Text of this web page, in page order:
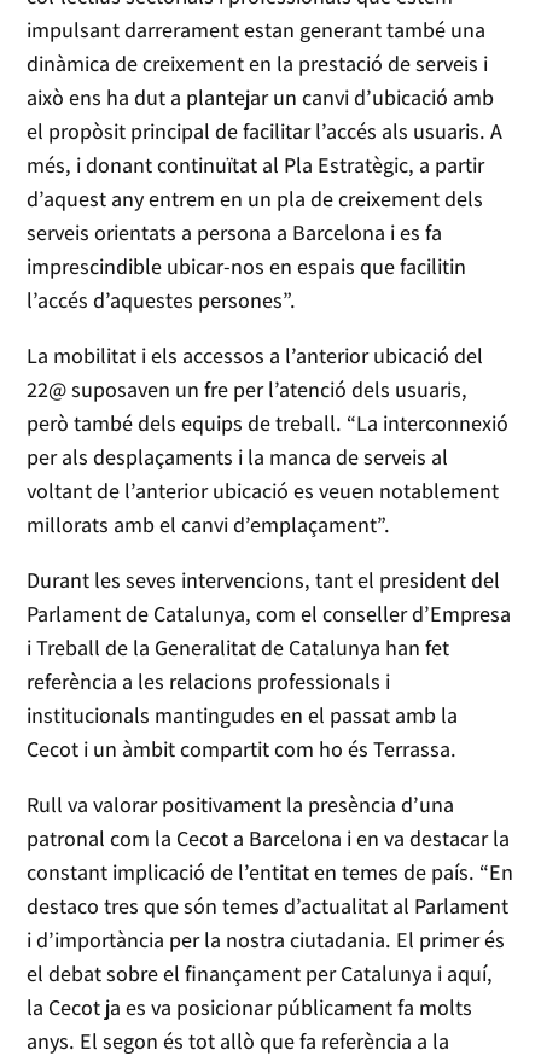
impulsant darrerament estan generant també una
dinàmica de creixement en la prestació de serveis i
això ens ha dut a plantejar un canvi d’ubicació amb
el propòsit principal de facilitar l’accés als usuaris. A
més, i donant continuïtat al Pla Estratègic, a partir
d’aquest any entrem en un pla de creixement dels
serveis orientats a persona a Barcelona i es fa
imprescindible ubicar-nos en espais que facilitin
l’accés d’aquestes persones”.
La mobilitat i els accessos a l’anterior ubicació del
22@ suposaven un fre per l’atenció dels usuaris,
però també dels equips de treball. “La interconnexió
per als desplaçaments i la manca de serveis al
voltant de l’anterior ubicació es veuen notablement
millorats amb el canvi d’emplaçament”.
Durant les seves intervencions, tant el president del
Parlament de Catalunya, com el conseller d’Empresa
i Treball de la Generalitat de Catalunya han fet
referència a les relacions professionals i
institucionals mantingudes en el passat amb la
Cecot i un àmbit compartit com ho és Terrassa.
Rull va valorar positivament la presència d’una
patronal com la Cecot a Barcelona i en va destacar la
constant implicació de l’entitat en temes de país. “En
destaco tres que són temes d’actualitat al Parlament
i d’importància per la nostra ciutadania. El primer és
el debat sobre el finançament per Catalunya i aquí,
la Cecot ja es va posicionar públicament fa molts
anys. El segon és tot allò que fa referència a la